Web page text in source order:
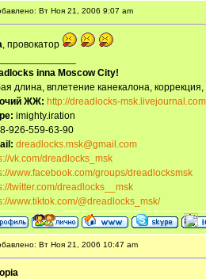
Вт Ноя 21, 2006 9:07 am
, провокатор
inna Moscow Сity!
длина, вплетение канекалона,
ЖЖ: http://dreadlocks-
imighty.iration
8-926-559-63-90
dreadlocks.msk@gmail.com
vk.com/dreadlocks_msk
www.facebook.com/groups/dreadlocksmsk
twitter.com/dreadlocks__msk
www.tiktok.com/@dreadlocks_msk/
Вт Ноя 21, 2006 10:47 am